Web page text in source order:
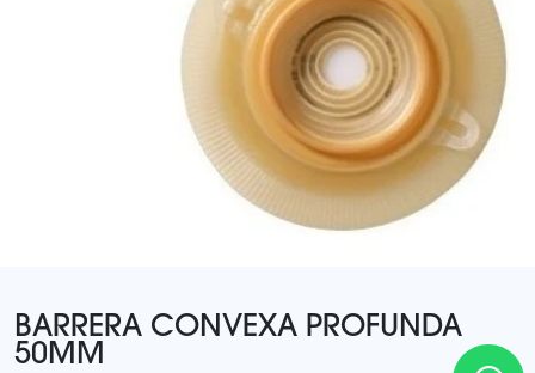
BARRERA CONVEXA PROFUNDA
50MM